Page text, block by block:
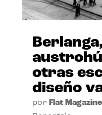
otras
diseño
por Flat Magazine